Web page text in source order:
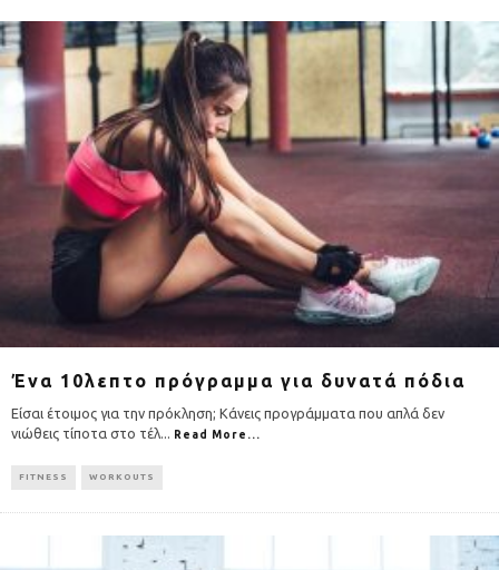
Ένα 10λεπτο πρόγραμμα για δυνατά πόδια
Είσαι έτοιμος για την πρόκληση; Κάνεις προγράμματα που απλά δεν
νιώθεις τίποτα στο τέλ
Read More...
FITNESS WORKOUTS